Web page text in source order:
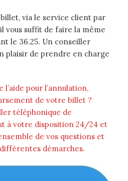
via le service client par
vous suffit de faire la même
le 36.25. Un conseiller
plaisir de prendre en charge
l’aide pour l’annulation,
de votre billet ?
téléphonique de
à votre disposition 24/24 et
de vos questions et
démarches.